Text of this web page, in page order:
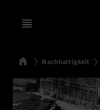
Open menu
SuchenStartseite
Nachhaltigkeit